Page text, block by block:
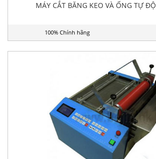
MÁY CẮT BĂNG KEO VÀ ỐNG TỰ
100% Chính hãng